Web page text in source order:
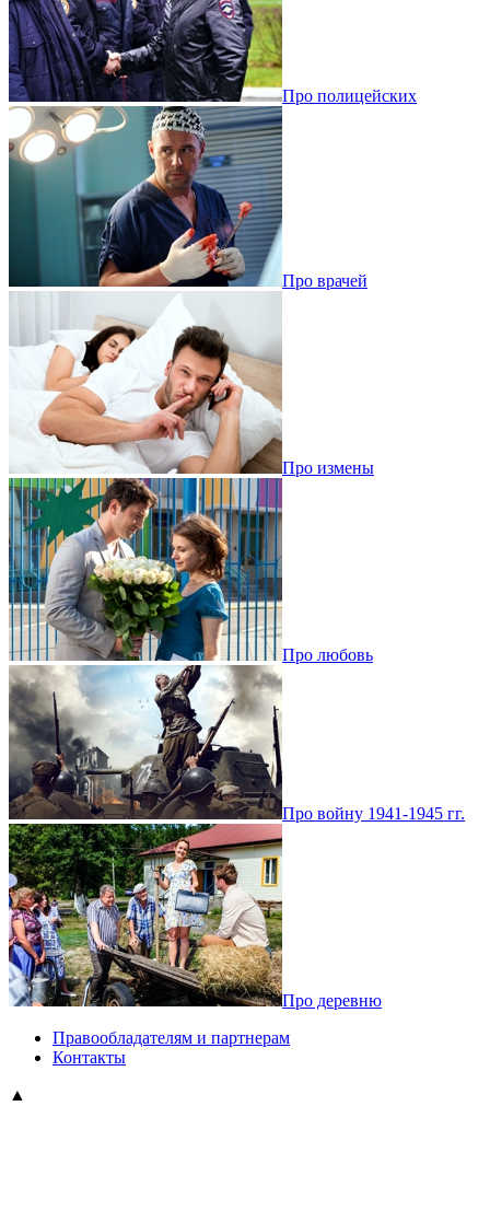
Про полицейских
Про врачей
Про измены
Про любовь
Про войну 1941-1945 гг.
Про деревню
Правообладателям и партнерам
Контакты
▲